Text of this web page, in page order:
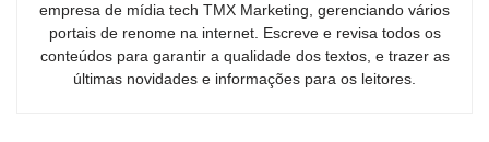
empresa de mídia tech TMX Marketing, gerenciando vários
portais de renome na internet. Escreve e revisa todos os
conteúdos para garantir a qualidade dos textos, e trazer as
últimas novidades e informações para os leitores.